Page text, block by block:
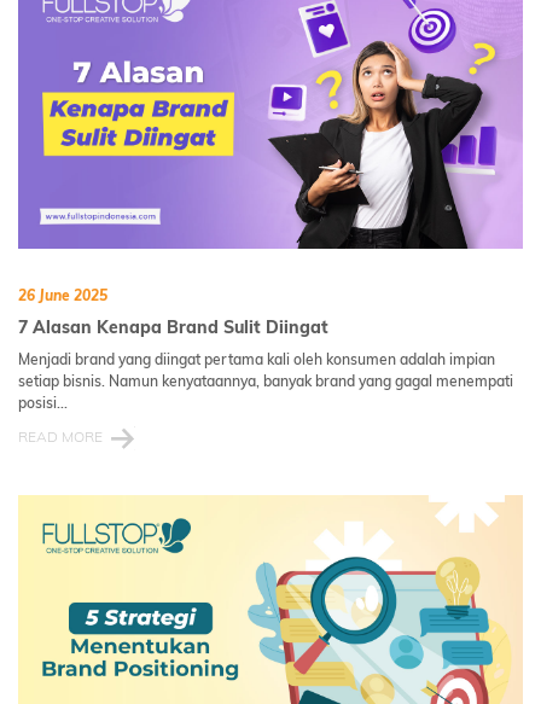
26 June 2025
7 Alasan Kenapa Brand Sulit Diingat
Menjadi brand yang diingat pertama kali oleh konsumen adalah impian
setiap bisnis. Namun kenyataannya, banyak brand yang gagal menempati
posisi...
READ MORE